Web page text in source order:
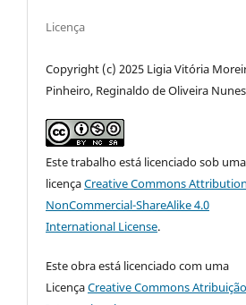
Licença
Copyright (c) 2025 Ligia Vitória
Pinheiro, Reginaldo de Oliveira Nunes
Este trabalho está licenciado sob uma
licençaCreative Commons
NonCommercial-ShareAlike 4.0
International License.
Este obra está licenciado com uma
LicençaCreative Commons